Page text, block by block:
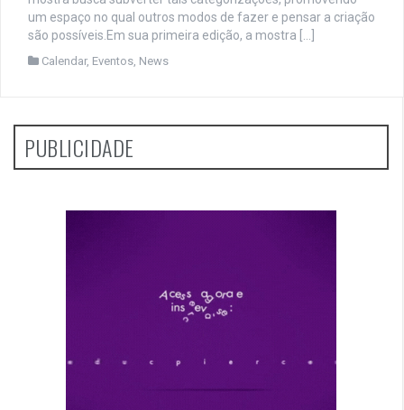
um espaço no qual outros modos de fazer e pensar a criação
são possíveis.Em sua primeira edição, a mostra […]
Calendar, Eventos, News
PUBLICIDADE